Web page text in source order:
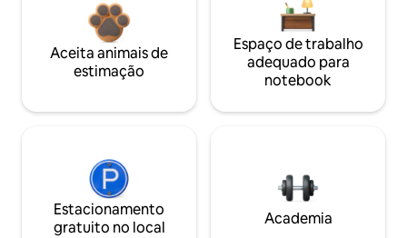
Aceita animais de
estimação
Espaço de trabalho
adequado para
notebook
Estacionamento
gratuito no local
Academia